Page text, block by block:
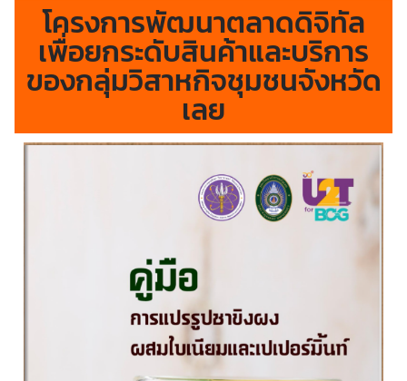
โครงการพัฒนาตลาดดิจิทัล
เพื่อยกระดับสินค้าและบริการ
ของกลุ่มวิสาหกิจชุมชนจังหวัด
เลย